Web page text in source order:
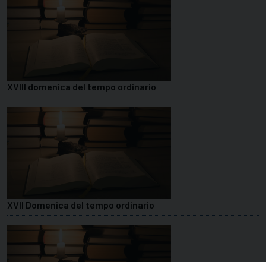
XVIII domenica del tempo ordinario
XVII Domenica del tempo ordinario